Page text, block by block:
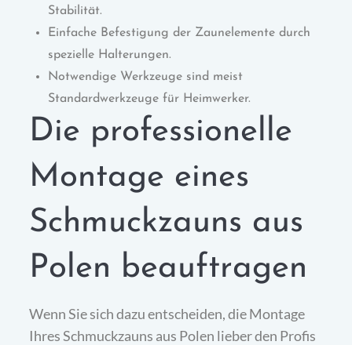
Stabilität.
Einfache Befestigung der Zaunelemente durch
spezielle Halterungen.
Notwendige Werkzeuge sind meist
Standardwerkzeuge für Heimwerker.
Die professionelle
Montage eines
Schmuckzauns aus
Polen beauftragen
Wenn Sie sich dazu entscheiden, die Montage
Ihres Schmuckzauns aus Polen lieber den Profis